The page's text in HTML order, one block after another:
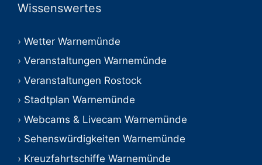
Wissenswertes
Wetter Warnemünde
Veranstaltungen Warnemünde
Veranstaltungen Rostock
Stadtplan Warnemünde
Webcams & Livecam Warnemünde
Sehenswürdigkeiten Warnemünde
Kreuzfahrtschiffe Warnemünde